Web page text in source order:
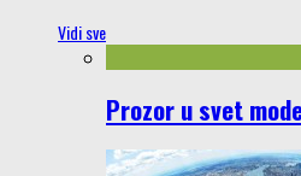
Vidi sve
Prozor u svet